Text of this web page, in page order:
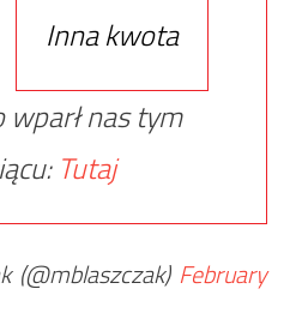
Inna kwota
wparł nas tym
Tutaj
(@mblaszczak) February